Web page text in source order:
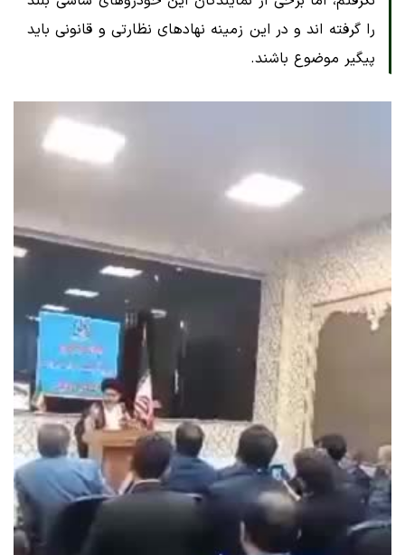
را گرفته اند و در این زمینه نهادهای نظارتی و قانونی باید
پیگیر موضوع باشند.